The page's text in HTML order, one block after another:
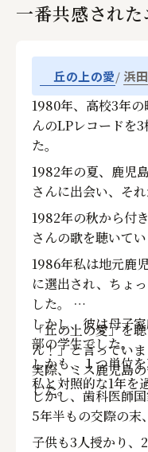
一番共感され
丘の上の愛 浜
1980年、高校3年
んのLPレコードを
た。
1982年の夏、鹿児
さんに出会い、そ
1982年の秋から付
さんの歌を聴いてい
1986年私は地元鹿
に選出され、ちょ
した。
しかし、彼は母子
部の学生でした。
しかも、１つ単位
私と対照的な1年を
「丘の上の愛」を
ん！」と言っていま
実際、ミス鹿児島
した。
しかし、歯科医師
5年半もの交際の末
子供も3人授かり、